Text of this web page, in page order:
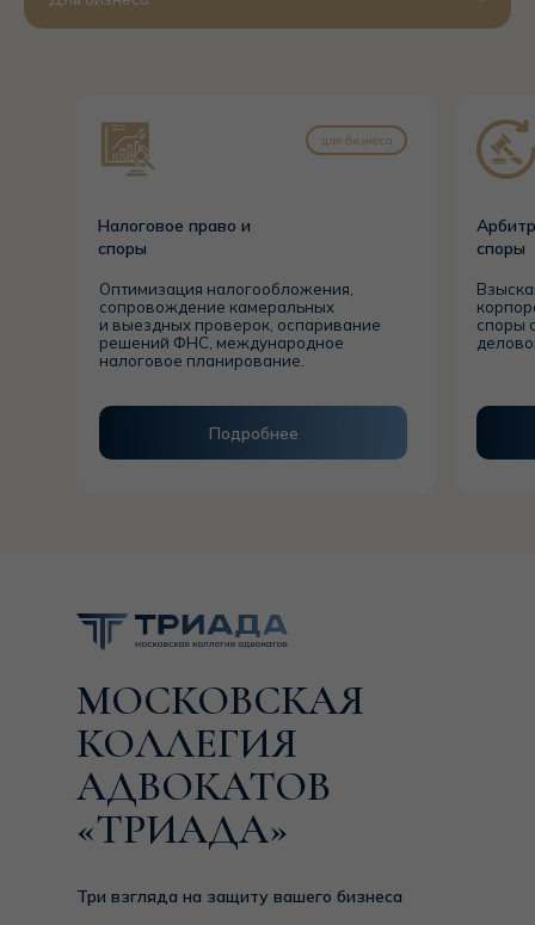
Оптимизация налогообложения,
сопровождение камеральных
и выездных проверок, оспаривание
решений ФНС, международное
налоговое планирование.
Налоговое право и
споры
Подробнее
споры
споры
Сложные разводы, раздел активов
(в т.ч. бизнеса), определение места
жительства детей, брачные
договоры.
Семейное право
МОСКОВСКАЯ
КОЛЛЕГИЯ
АДВОКАТОВ
«ТРИАДА»
Три взгляда на защиту вашего бизнеса